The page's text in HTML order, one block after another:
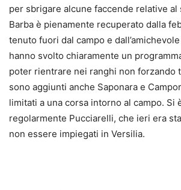
per sbrigare alcune faccende relative al
Barba è pienamente recuperato dalla
tenuto fuori dal campo e
hanno svolto chiaramente un
poter rientrare nei ranghi non forzando
sono aggiunti anche Saponara e
limitati a una corsa intorno al campo. Si
regolarmente Pucciarelli, che ieri era
non essere impiegati in Versilia.